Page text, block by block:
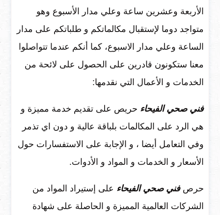
الأربعة وعشرين ساعة وعلي مدار الأسبوع وهو
متواجد دوما لإستقبال مكالماتكم و طلباتكم على مدار
الساعة وعلي مدار الاسبوع، كما أنكم عندما تتواصلوا
معنا ستكونون قادرين على الحصول على لائحة من
الخدمات و الأعمال التي نقدمها:
فني صحي الفيحاء حريص على تقديم خدمة مميزة و
هي الرد على المكالمات بلباقة عالية و دون اي تذمر
وفي التعامل أيضا ، و الإجابة على الاستفسارات حول
الأسعار و الخدمات و المواد و الأدوات.
حرصفني صحي الفيحاء على إستيراد المواد من
الشركات العالمية المميزة و الحاصلة على شهادة